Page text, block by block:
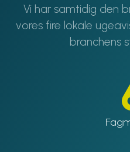
Vi har samtidig den
vores fire lokale
branchens